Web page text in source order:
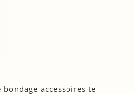
accessoires te